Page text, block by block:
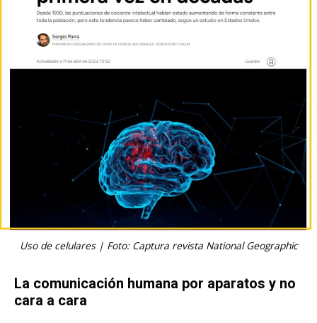
Uso de celulares | Foto: Captura revista National Geographic
La comunicación humana por aparatos y no
cara a cara